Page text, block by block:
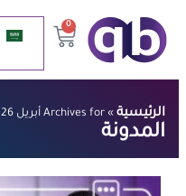
0
الرئيسية » Archives for أبريل 2026
المدونة